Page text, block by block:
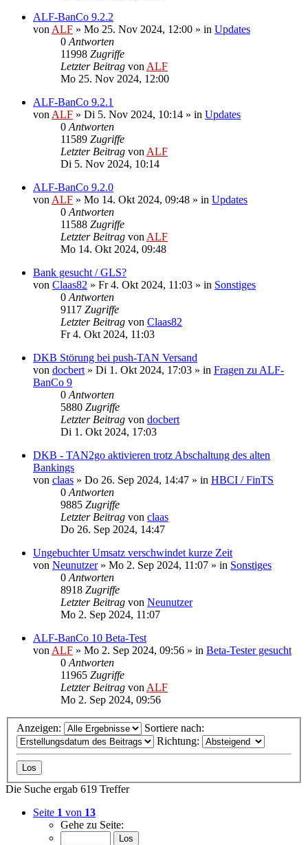
ALF-BanCo 9.2.2
von ALF » Mo 25. Nov 2024, 12:00 » in Updates
0 Antworten
11998 Zugriffe
Letzter Beitrag von ALF
Mo 25. Nov 2024, 12:00
ALF-BanCo 9.2.1
von ALF » Di 5. Nov 2024, 10:14 » in Updates
0 Antworten
11589 Zugriffe
Letzter Beitrag von ALF
Di 5. Nov 2024, 10:14
ALF-BanCo 9.2.0
von ALF » Mo 14. Okt 2024, 09:48 » in Updates
0 Antworten
11588 Zugriffe
Letzter Beitrag von ALF
Mo 14. Okt 2024, 09:48
Bank gesucht / GLS?
von Claas82 » Fr 4. Okt 2024, 11:03 » in Sonstiges
0 Antworten
9117 Zugriffe
Letzter Beitrag von Claas82
Fr 4. Okt 2024, 11:03
DKB Störung bei push-TAN Versand
von docbert » Di 1. Okt 2024, 17:03 » in Fragen zu ALF-
BanCo 9
0 Antworten
5880 Zugriffe
Letzter Beitrag von docbert
Di 1. Okt 2024, 17:03
DKB - TAN2go aktivieren trotz Abschaltung des alten
Bankings
von claas » Do 26. Sep 2024, 14:47 » in HBCI / FinTS
0 Antworten
9885 Zugriffe
Letzter Beitrag von claas
Do 26. Sep 2024, 14:47
Ungebuchter Umsatz verschwindet kurze Zeit
von Neunutzer» Mo 2. Sep 2024, 11:07 » in Sonstiges
0 Antworten
8918 Zugriffe
Letzter Beitrag von Neunutzer
Mo 2. Sep 2024, 11:07
ALF-BanCo 10 Beta-Test
von ALF » Mo 2. Sep 2024, 09:56 » in Beta-Tester gesucht
0 Antworten
11965 Zugriffe
Letzter Beitrag von ALF
Mo 2. Sep 2024, 09:56
Anzeigen:
Sortiere nach:
Richtung:
Die Suche ergab 619 Treffer
Seite 1 von 13
Gehe zu Seite: